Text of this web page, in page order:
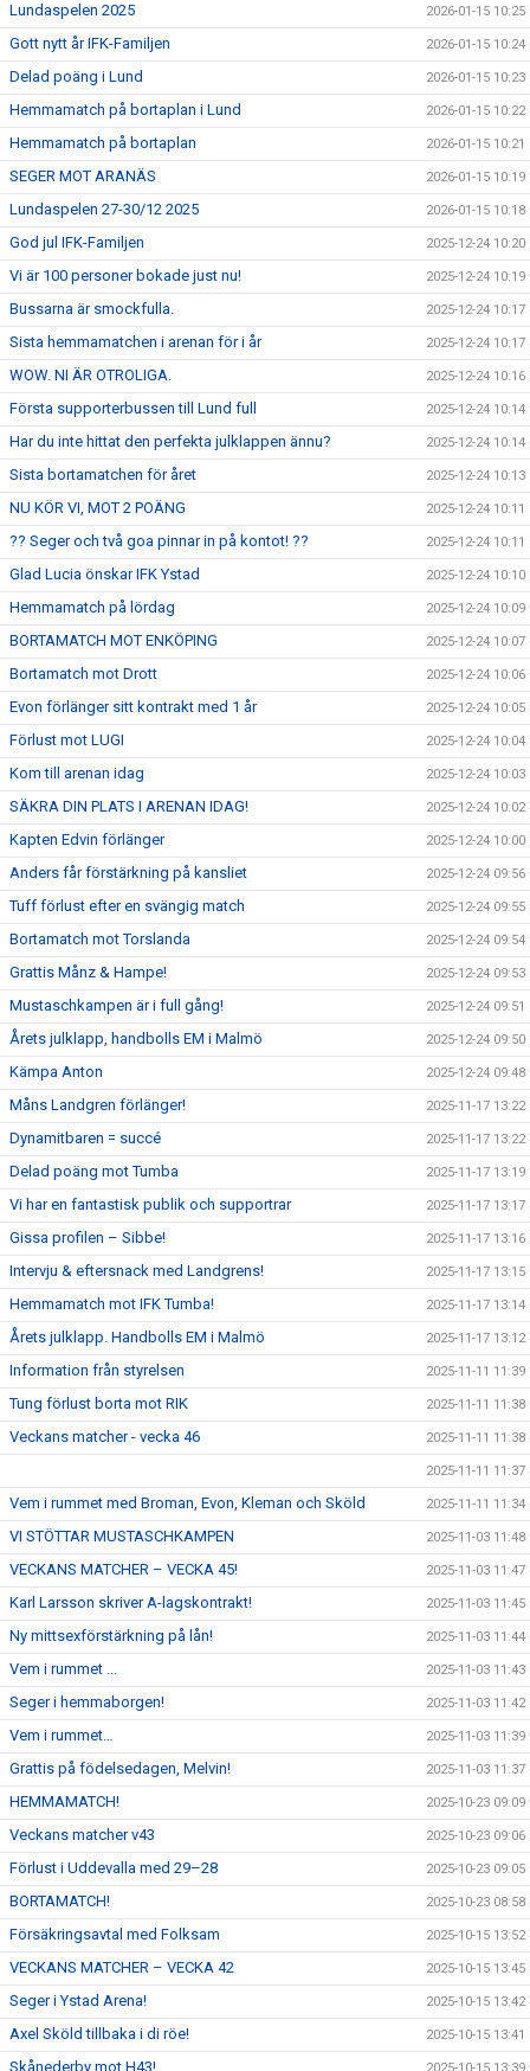
Lundaspelen 2025 2026-01-15 10:25
Gott nytt år IFK-Familjen 2026-01-15 10:24
Delad poäng i Lund 2026-01-15 10:23
Hemmamatch på bortaplan i Lund 2026-01-15 10:22
Hemmamatch på bortaplan 2026-01-15 10:21
SEGER MOT ARANÄS 2026-01-15 10:19
Lundaspelen 27-30/12 2025 2026-01-15 10:18
God jul IFK-Familjen 2025-12-24 10:20
Vi är 100 personer bokade just nu! 2025-12-24 10:19
Bussarna är smockfulla. 2025-12-24 10:17
Sista hemmamatchen i arenan för i år 2025-12-24 10:17
WOW. NI ÄR OTROLIGA. 2025-12-24 10:16
Första supporterbussen till Lund full 2025-12-24 10:14
Har du inte hittat den perfekta julklappen ännu? 2025-12-24 10:14
Sista bortamatchen för året 2025-12-24 10:13
NU KÖR VI, MOT 2 POÄNG 2025-12-24 10:11
?? Seger och två goa pinnar in på kontot! ?? 2025-12-24 10:11
Glad Lucia önskar IFK Ystad 2025-12-24 10:10
Hemmamatch på lördag 2025-12-24 10:09
BORTAMATCH MOT ENKÖPING 2025-12-24 10:07
Bortamatch mot Drott 2025-12-24 10:06
Evon förlänger sitt kontrakt med 1 år 2025-12-24 10:05
Förlust mot LUGI 2025-12-24 10:04
Kom till arenan idag 2025-12-24 10:03
SÄKRA DIN PLATS I ARENAN IDAG! 2025-12-24 10:02
Kapten Edvin förlänger 2025-12-24 10:00
Anders får förstärkning på kansliet 2025-12-24 09:56
Tuff förlust efter en svängig match 2025-12-24 09:55
Bortamatch mot Torslanda 2025-12-24 09:54
Grattis Månz & Hampe! 2025-12-24 09:53
Mustaschkampen är i full gång! 2025-12-24 09:51
Årets julklapp, handbolls EM i Malmö 2025-12-24 09:50
Kämpa Anton 2025-12-24 09:48
Måns Landgren förlänger! 2025-11-17 13:22
Dynamitbaren = succé 2025-11-17 13:22
Delad poäng mot Tumba 2025-11-17 13:19
Vi har en fantastisk publik och supportrar 2025-11-17 13:17
Gissa profilen – Sibbe! 2025-11-17 13:16
Intervju & eftersnack med Landgrens! 2025-11-17 13:15
Hemmamatch mot IFK Tumba! 2025-11-17 13:14
Årets julklapp. Handbolls EM i Malmö 2025-11-17 13:12
Information från styrelsen 2025-11-11 11:39
Tung förlust borta mot RIK 2025-11-11 11:38
Veckans matcher - vecka 46 2025-11-11 11:38
2025-11-11 11:37
Vem i rummet med Broman, Evon, Kleman och Sköld 2025-11-11 11:34
VI STÖTTAR MUSTASCHKAMPEN 2025-11-03 11:48
VECKANS MATCHER – VECKA 45! 2025-11-03 11:47
Karl Larsson skriver A-lagskontrakt! 2025-11-03 11:45
Ny mittsexförstärkning på lån! 2025-11-03 11:44
Vem i rummet ... 2025-11-03 11:43
Seger i hemmaborgen! 2025-11-03 11:42
Vem i rummet… 2025-11-03 11:39
Grattis på födelsedagen, Melvin! 2025-11-03 11:37
HEMMAMATCH! 2025-10-23 09:09
Veckans matcher v43 2025-10-23 09:06
Förlust i Uddevalla med 29–28 2025-10-23 09:05
BORTAMATCH! 2025-10-23 08:58
Försäkringsavtal med Folksam 2025-10-15 13:52
VECKANS MATCHER – VECKA 42 2025-10-15 13:45
Seger i Ystad Arena! 2025-10-15 13:42
Axel Sköld tillbaka i di röe! 2025-10-15 13:41
Skånederby mot H43!